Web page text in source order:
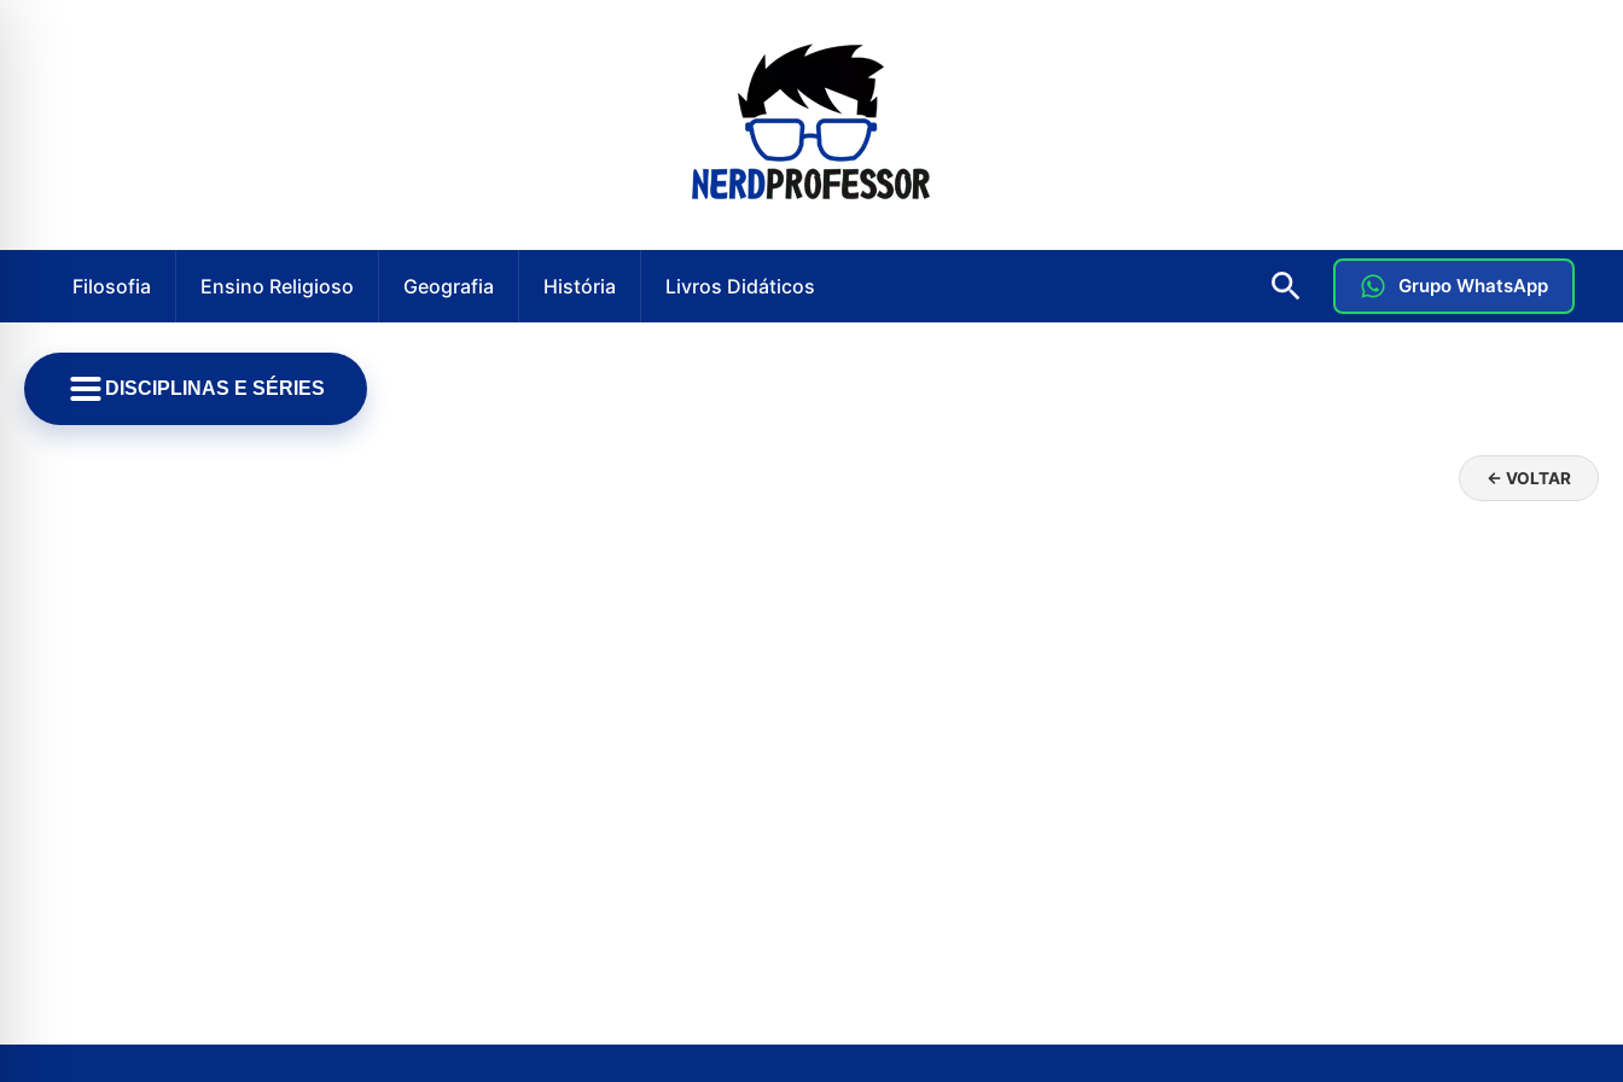
Filosofia Ensino Religioso Geografia História Livros Didáticos Grupo WhatsApp
DISCIPLINAS E SÉRIES
← VOLTAR